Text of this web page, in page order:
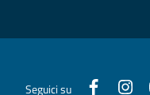
Seguici su